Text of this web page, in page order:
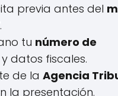
previa antes del
.
tu número de
y datos fiscales.
de la Agencia
la presentación.